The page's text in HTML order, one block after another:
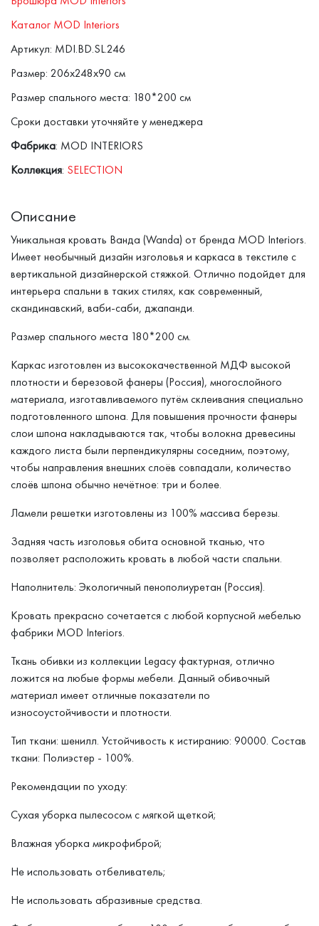
Каталог MOD Interiors
Артикул: MDI.BD.SL.246
Размер: 206x248x90 см
Размер спального места: 180*200 см
Сроки доставки уточняйте у менеджера
Фабрика: MOD INTERIORS
Коллекция: SELECTION
Описание
Уникальная кровать Ванда (Wanda) от бренда MOD Interiors.
Имеет необычный дизайн изголовья и каркаса в текстиле с
вертикальной дизайнерской стяжкой. Отлично подойдет для
интерьера спальни в таких стилях, как современный,
скандинавский, ваби-саби, джапанди.
Размер спального места 180*200 см.
Каркас изготовлен из высококачественной МДФ высокой
плотности и березовой фанеры (Россия), многослойного
материала, изготавливаемого путём склеивания специально
подготовленного шпона. Для повышения прочности фанеры
слои шпона накладываются так, чтобы волокна древесины
каждого листа были перпендикулярны соседним, поэтому,
чтобы направления внешних слоёв совпадали, количество
слоёв шпона обычно нечётное: три и более.
Ламели решетки изготовлены из 100% массива березы.
Задняя часть изголовья обита основной тканью, что
позволяет расположить кровать в любой части спальни.
Наполнитель: Экологичный пенополиуретан (Россия).
Кровать прекрасно сочетается с любой корпусной мебелью
фабрики MOD Interiors.
Ткань обивки из коллекции Legacy фактурная, отлично
ложится на любые формы мебели. Данный обивочный
материал имеет отличные показатели по
износоустойчивости и плотности.
Тип ткани: шенилл. Устойчивость к истиранию: 90000. Состав
ткани: Полиэстер - 100%.
Рекомендации по уходу:
Сухая уборка пылесосом с мягкой щеткой;
Влажная уборка микрофиброй;
Не использовать отбеливатель;
Не использовать абразивные средства.